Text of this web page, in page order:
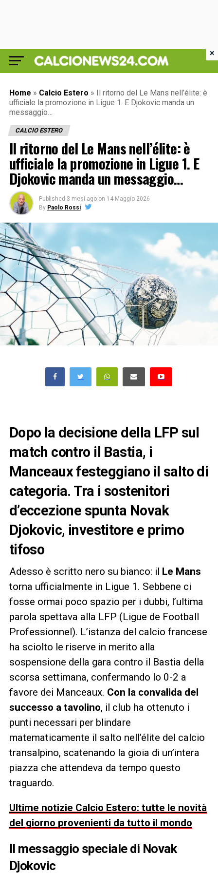
Home » Calcio Estero » Il ritorno del Le Mans nell’élite: è
ufficiale la promozione in Ligue 1. E Djokovic manda un
messaggio…
CALCIO ESTERO
Il ritorno del Le Mans nell’élite: è
ufficiale la promozione in Ligue 1. E
Djokovic manda un messaggio…
Published 3 mesi ago on 14 Maggio 2026
By Paolo Rossi
Dopo la decisione della LFP sul
match contro il Bastia, i
Manceaux festeggiano il salto di
categoria. Tra i sostenitori
d’eccezione spunta Novak
Djokovic, investitore e primo
tifoso
Adesso è scritto nero su bianco: il Le Mans
torna ufficialmente in Ligue 1. Sebbene ci
fosse ormai poco spazio per i dubbi, l’ultima
parola spettava alla LFP (Ligue de Football
Professionnel). L’istanza del calcio francese
ha sciolto le riserve in merito alla
sospensione della gara contro il Bastia della
scorsa settimana, confermando lo 0-2 a
favore dei Manceaux. Con la convalida del
successo a tavolino, il club ha ottenuto i
punti necessari per blindare
matematicamente il salto nell’élite del calcio
transalpino, scatenando la gioia di un’intera
piazza che attendeva da tempo questo
traguardo.
Ultime notizie Calcio Estero: tutte le novità
del giorno provenienti da tutto il mondo
Il messaggio speciale di Novak
Djokovic
×